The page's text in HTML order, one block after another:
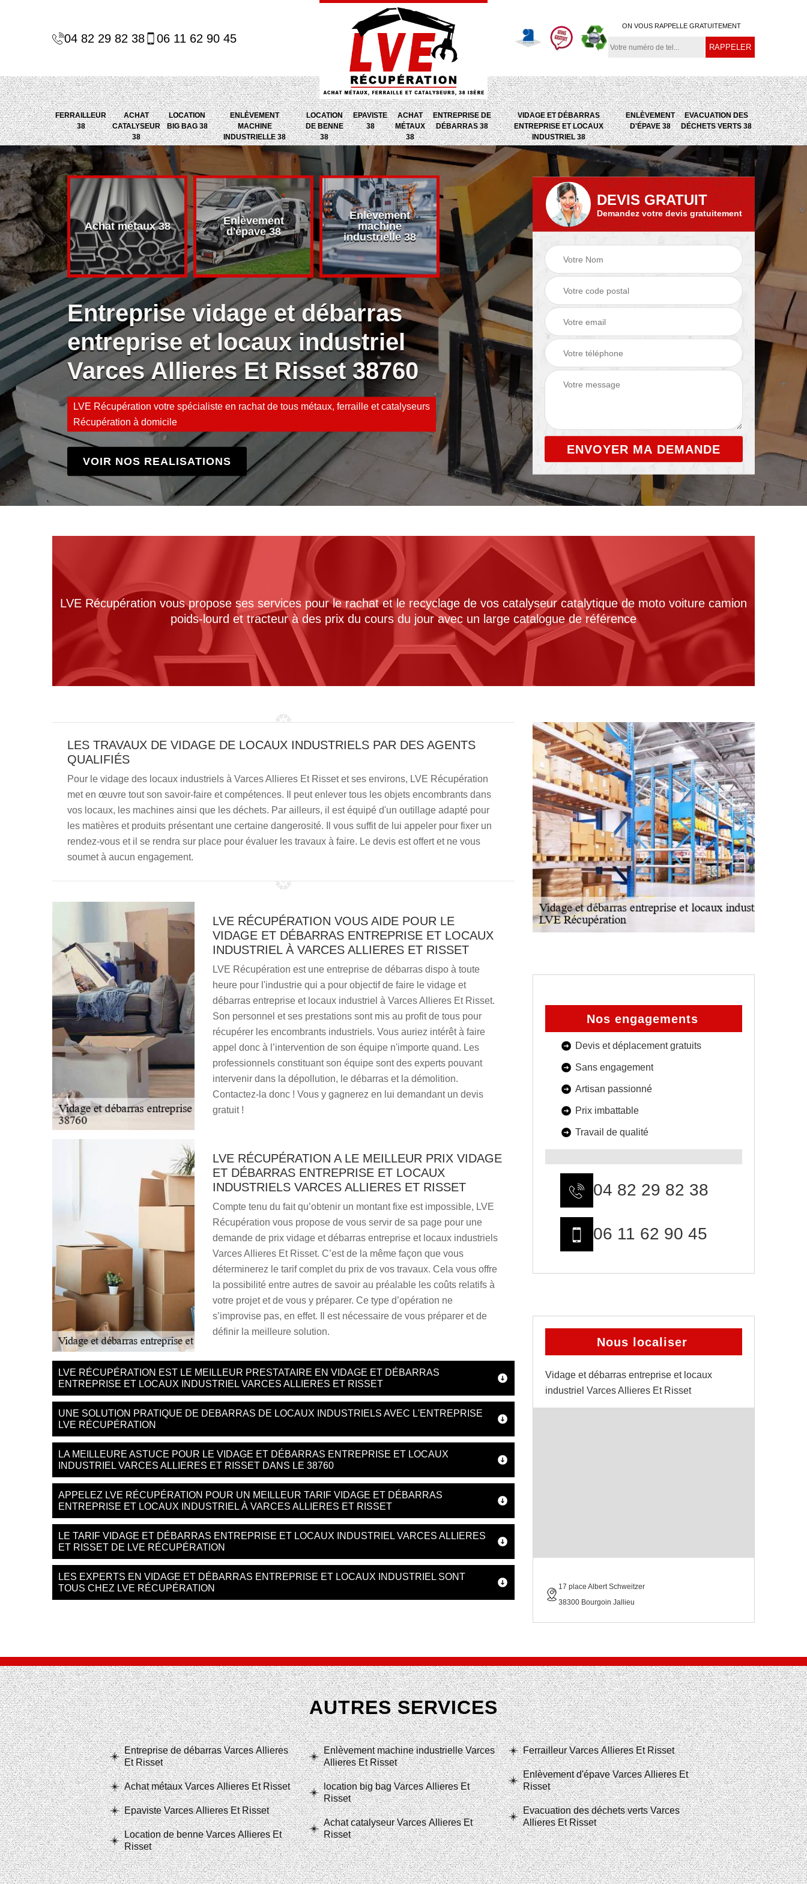
04 82 29 82 38 06 11 62 90 45
ON VOUS RAPPELLE GRATUITEMENT
FERRAILLEUR
38
ACHAT
CATALYSEUR
38
LOCATION
BIG BAG 38
ENLÈVEMENT
MACHINE
INDUSTRIELLE 38
LOCATION
DE BENNE
38
EPAVISTE
38
ACHAT
MÉTAUX
38
ENTREPRISE DE
DÉBARRAS 38
VIDAGE ET DÉBARRAS
ENTREPRISE ET LOCAUX
INDUSTRIEL 38
ENLÈVEMENT
D'ÉPAVE 38
EVACUATION DES
DÉCHETS VERTS 38
38 Achat métaux 38
Enlèvement
d'épave 38
Enlèvement
machine
industrielle 38
Entreprise de
débarras 38
Epaviste 38
Evacuation des
déchets verts 38
Entreprise vidage et débarras
entreprise et locaux industriel
Varces Allieres Et Risset 38760
LVE Récupération votre spécialiste en rachat de tous métaux, ferraille et catalyseurs
Récupération à domicile
VOIR NOS REALISATIONS
DEVIS GRATUIT
Demandez votre devis gratuitement
LVE Récupération vous propose ses services pour le rachat et le recyclage de vos catalyseur catalytique de moto voiture camion
poids-lourd et tracteur à des prix du cours du jour avec un large catalogue de référence
LES TRAVAUX DE VIDAGE DE LOCAUX INDUSTRIELS PAR DES AGENTS
QUALIFIÉS
Pour le vidage des locaux industriels à Varces Allieres Et Risset et ses environs, LVE Récupération
met en œuvre tout son savoir-faire et compétences. Il peut enlever tous les objets encombrants dans
vos locaux, les machines ainsi que les déchets. Par ailleurs, il est équipé d'un outillage adapté pour
les matières et produits présentant une certaine dangerosité. Il vous suffit de lui appeler pour fixer un
rendez-vous et il se rendra sur place pour évaluer les travaux à faire. Le devis est offert et ne vous
soumet à aucun engagement.
LVE RÉCUPÉRATION VOUS AIDE POUR LE
VIDAGE ET DÉBARRAS ENTREPRISE ET LOCAUX
INDUSTRIEL À VARCES ALLIERES ET RISSET
LVE Récupération est une entreprise de débarras dispo à toute
heure pour l'industrie qui a pour objectif de faire le vidage et
débarras entreprise et locaux industriel à Varces Allieres Et Risset.
Son personnel et ses prestations sont mis au profit de tous pour
récupérer les encombrants industriels. Vous auriez intérêt à faire
appel donc à l’intervention de son équipe n'importe quand. Les
professionnels constituant son équipe sont des experts pouvant
intervenir dans la dépollution, le débarras et la démolition.
Contactez-la donc ! Vous y gagnerez en lui demandant un devis
gratuit !
LVE RÉCUPÉRATION A LE MEILLEUR PRIX VIDAGE
ET DÉBARRAS ENTREPRISE ET LOCAUX
INDUSTRIELS VARCES ALLIERES ET RISSET
Compte tenu du fait qu’obtenir un montant fixe est impossible, LVE
Récupération vous propose de vous servir de sa page pour une
demande de prix vidage et débarras entreprise et locaux industriels
Varces Allieres Et Risset. C’est de la même façon que vous
déterminerez le tarif complet du prix de vos travaux. Cela vous offre
la possibilité entre autres de savoir au préalable les coûts relatifs à
votre projet et de vous y préparer. Ce type d’opération ne
s’improvise pas, en effet. Il est nécessaire de vous préparer et de
définir la meilleure solution.
LVE RÉCUPÉRATION EST LE MEILLEUR PRESTATAIRE EN VIDAGE ET DÉBARRAS
ENTREPRISE ET LOCAUX INDUSTRIEL VARCES ALLIERES ET RISSET
UNE SOLUTION PRATIQUE DE DEBARRAS DE LOCAUX INDUSTRIELS AVEC L'ENTREPRISE
LVE RÉCUPÉRATION
LA MEILLEURE ASTUCE POUR LE VIDAGE ET DÉBARRAS ENTREPRISE ET LOCAUX
INDUSTRIEL VARCES ALLIERES ET RISSET DANS LE 38760
APPELEZ LVE RÉCUPÉRATION POUR UN MEILLEUR TARIF VIDAGE ET DÉBARRAS
ENTREPRISE ET LOCAUX INDUSTRIEL À VARCES ALLIERES ET RISSET
LE TARIF VIDAGE ET DÉBARRAS ENTREPRISE ET LOCAUX INDUSTRIEL VARCES ALLIERES
ET RISSET DE LVE RÉCUPÉRATION
LES EXPERTS EN VIDAGE ET DÉBARRAS ENTREPRISE ET LOCAUX INDUSTRIEL SONT
TOUS CHEZ LVE RÉCUPÉRATION
Nos engagements
Devis et déplacement gratuits
Sans engagement
Artisan passionné
Prix imbattable
Travail de qualité
04 82 29 82 38
06 11 62 90 45
Nous localiser
Vidage et débarras entreprise et locaux
industriel Varces Allieres Et Risset
17 place Albert Schweitzer
38300 Bourgoin Jallieu
AUTRES SERVICES
Entreprise de débarras Varces Allieres
Et Risset
Achat métaux Varces Allieres Et Risset
Epaviste Varces Allieres Et Risset
Location de benne Varces Allieres Et
Risset
Enlèvement machine industrielle Varces
Allieres Et Risset
location big bag Varces Allieres Et
Risset
Achat catalyseur Varces Allieres Et
Risset
Ferrailleur Varces Allieres Et Risset
Enlèvement d'épave Varces Allieres Et
Risset
Evacuation des déchets verts Varces
Allieres Et Risset